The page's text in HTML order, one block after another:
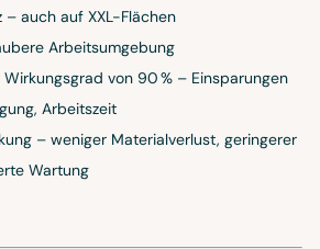
– auch auf XXL-Flächen
Arbeitsumgebung
von 90 % – Einsparungen
Arbeitszeit
– weniger Materialverlust, geringerer
Wartung